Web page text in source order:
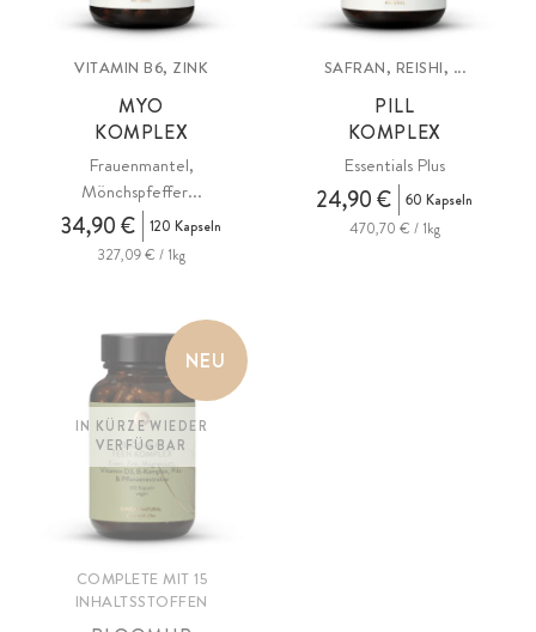
VITAMIN B6, ZINK
MYO
KOMPLEX
Frauenmantel,
Mönchspfeffer...
34,90 €
120 Kapseln
327,09 € / 1kg
SAFRAN, REISHI, ...
PILL
KOMPLEX
Essentials Plus
24,90 €
60 Kapseln
470,70 € / 1kg
NEU
IN KÜRZE WIEDER
VERFÜGBAR
COMPLETE MIT 15
INHALTSSTOFFEN